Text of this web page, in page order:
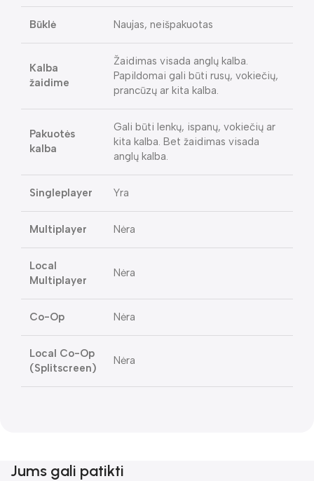
Būklė Naujas, neišpakuotas
Kalba
žaidime
Žaidimas visada anglų kalba.
Papildomai gali būti rusų, vokiečių,
prancūzų ar kita kalba.
Pakuotės
kalba
Gali būti lenkų, ispanų, vokiečių ar
kita kalba. Bet žaidimas visada
anglų kalba.
Singleplayer Yra
Multiplayer Nėra
Local
Multiplayer
Nėra
Co-Op Nėra
Local Co-Op
(Splitscreen)
Nėra
Jums gali patikti